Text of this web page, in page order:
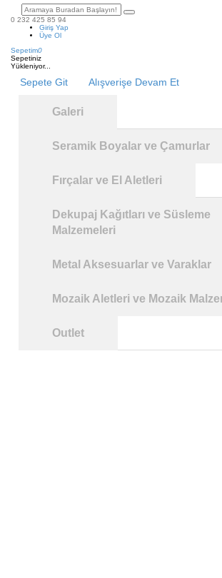
0 232 425 85 94
Giriş Yap
Üye Ol
Sepetim0
Sepetiniz
Yükleniyor...
Sepete Git Alışverişe Devam Et
Galeri
Seramik Boyalar ve Çamurlar
Fırçalar ve El Aletleri
Dekupaj Kağıtları ve Süsleme
Malzemeleri
Metal Aksesuarlar ve Varaklar
Mozaik Aletleri ve Mozaik
Outlet